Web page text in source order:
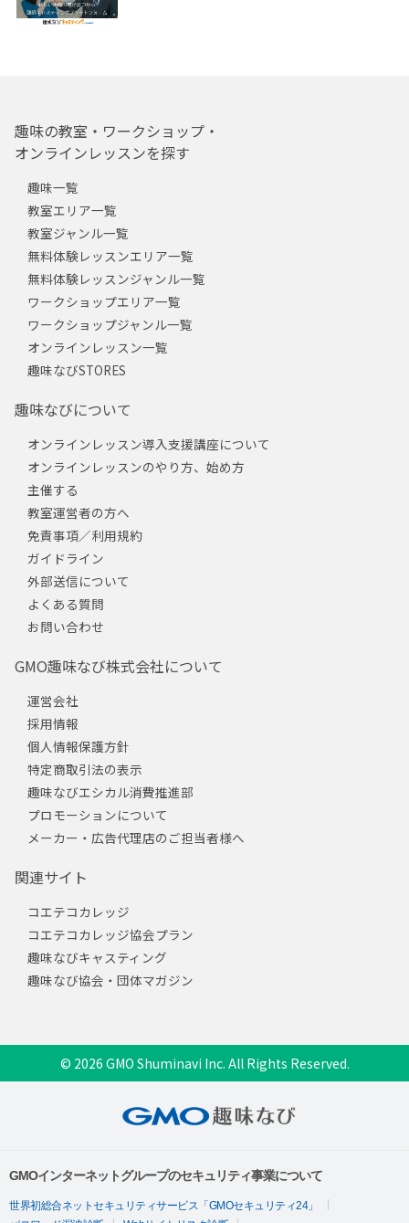
趣味の教室・ワークショップ・
オンラインレッスンを探す
趣味一覧
教室エリア一覧
教室ジャンル一覧
無料体験レッスンエリア一覧
無料体験レッスンジャンル一覧
ワークショップエリア一覧
ワークショップジャンル一覧
オンラインレッスン一覧
趣味なびSTORES
趣味なびについて
オンラインレッスン導入支援講座について
オンラインレッスンのやり方、始め方
主催する
教室運営者の方へ
免責事項／利用規約
ガイドライン
外部送信について
よくある質問
お問い合わせ
GMO趣味なび株式会社について
運営会社
採用情報
個人情報保護方針
特定商取引法の表示
趣味なびエシカル消費推進部
プロモーションについて
メーカー・広告代理店のご担当者様へ
関連サイト
コエテコカレッジ
コエテコカレッジ協会プラン
趣味なびキャスティング
趣味なび協会・団体マガジン
© 2026 GMO Shuminavi Inc. All Rights Reserved.